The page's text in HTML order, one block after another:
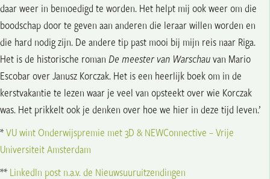
daar weer in bemoedigd te worden. Het helpt mij ook weer om die
boodschap door te geven aan anderen die leraar willen worden en
die hard nodig zijn. De andere tip past mooi bij mijn reis naar Riga.
Het is de historische roman De meester van Warschauvan Mario
Escobar over Janusz Korczak. Het is een heerlijk boek om in de
kerstvakantie te lezen waar je veel van opsteekt over wie Korczak
was. Het prikkelt ook je denken over hoe we hier in deze tijd leven.’
*VU wint Onderwijspremie met 3D & NEWConnective – Vrije
Universiteit Amsterdam
** LinkedIn post n.a.v. de Nieuwsuuruitzendingen